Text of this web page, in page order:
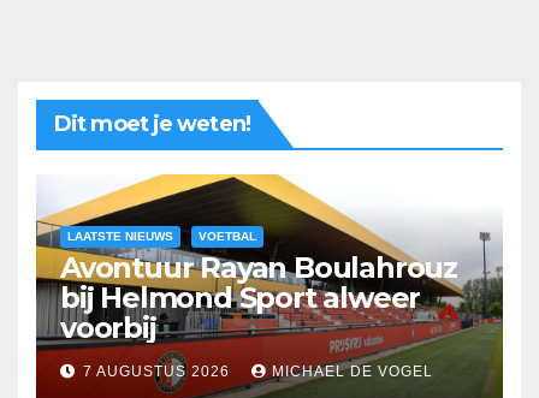
Dit moet je weten!
LAATSTE NIEUWS VOETBAL
Avontuur Rayan Boulahrouz
bij Helmond Sport alweer
voorbij
7 AUGUSTUS 2026 MICHAEL DE VOGEL